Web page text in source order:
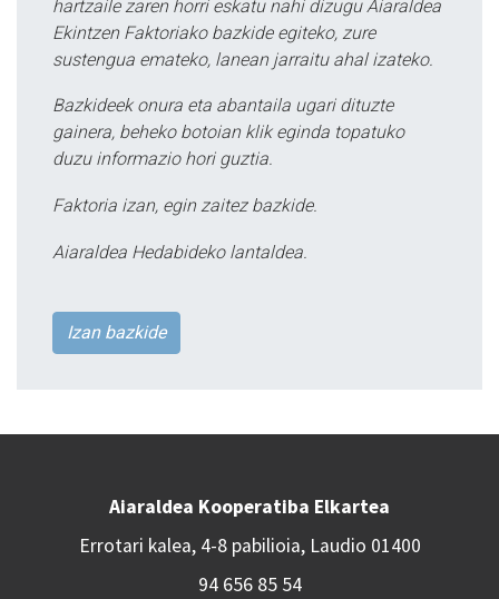
hartzaile zaren horri eskatu nahi dizugu Aiaraldea
Ekintzen Faktoriako bazkide egiteko, zure
sustengua emateko, lanean jarraitu ahal izateko.
Bazkideek onura eta abantaila ugari dituzte
gainera, beheko botoian klik eginda topatuko
duzu informazio hori guztia.
Faktoria izan, egin zaitez bazkide.
Aiaraldea Hedabideko lantaldea.
Izan bazkide
Aiaraldea Kooperatiba Elkartea
Errotari kalea, 4-8 pabilioia, Laudio 01400
94 656 85 54